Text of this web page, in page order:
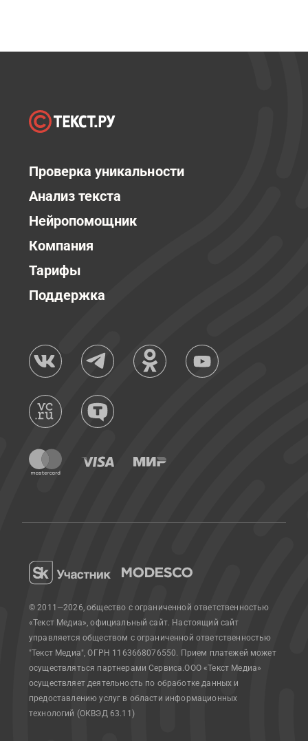
Проверка уникальности
Анализ текста
Нейропомощник
Компания
Тарифы
Поддержка
© 2011—2026, общество с ограниченной ответственностью
«Текст Медиа», официальный сайт. Настоящий сайт
управляется обществом с ограниченной ответственностью
"Текст Медиа", ОГРН 1163668076550. Прием платежей может
осуществляться партнерами Сервиса.ООО «Текст Медиа»
осуществляет деятельность по обработке данных и
предоставлению услуг в области информационных
технологий (ОКВЭД 63.11)